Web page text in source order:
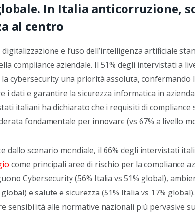
In Italia anticorruzione,
al centro
digitalizzazione e l’uso dell’intelligenza artificiale
compliance aziendale. Il 51% degli intervistati a
cybersecurity una priorità assoluta, confermando
i dati e garantire la sicurezza informatica in
italiani ha dichiarato che i requisiti di compliance
fondamentale per innovare (vs 67% a livello
dallo scenario mondiale, il 66% degli intervistati
come principali aree di rischio per la compliance
Cybersecurity (56% Italia vs 51% global),
e salute e sicurezza (51% Italia vs 17%
sensibilità alle normative nazionali più pervasive